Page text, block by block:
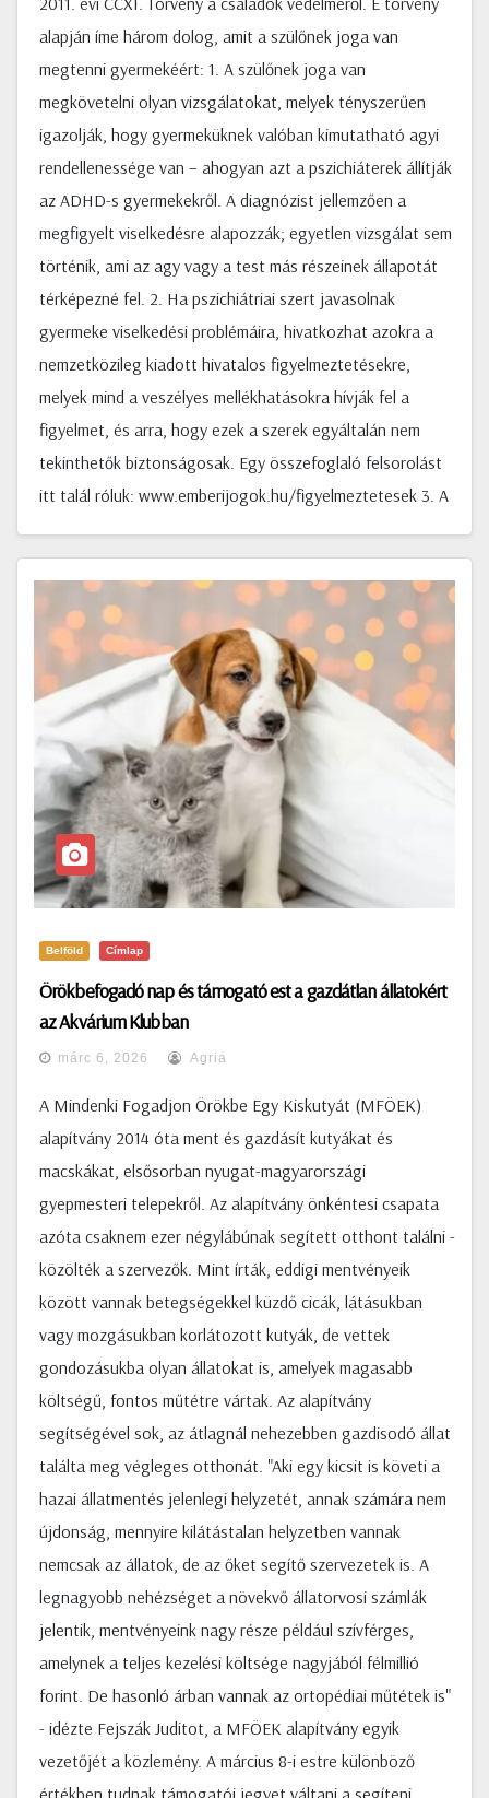
alapján íme három dolog, amit a szülőnek joga van
megtenni gyermekéért: 1. A szülőnek joga van
megkövetelni olyan vizsgálatokat, melyek tényszerűen
igazolják, hogy gyermeküknek valóban kimutatható agyi
rendellenessége van – ahogyan azt a pszichiáterek állítják
az ADHD-s gyermekekről. A diagnózist jellemzően a
megfigyelt viselkedésre alapozzák; egyetlen vizsgálat sem
történik, ami az agy vagy a test más részeinek állapotát
térképezné fel. 2. Ha pszichiátriai szert javasolnak
gyermeke viselkedési problémáira, hivatkozhat azokra a
nemzetközileg kiadott hivatalos figyelmeztetésekre,
melyek mind a veszélyes mellékhatásokra hívják fel a
figyelmet, és arra, hogy ezek a szerek egyáltalán nem
tekinthetők biztonságosak. Egy összefoglaló felsorolást
itt talál róluk: www.emberijogok.hu/figyelmeztetesek 3. A
Belföld Címlap
Örökbefogadó nap és támogató est a gazdátlan állatokért
az Akvárium Klubban
márc 6, 2026 Agria
A Mindenki Fogadjon Örökbe Egy Kiskutyát (MFÖEK)
alapítvány 2014 óta ment és gazdásít kutyákat és
macskákat, elsősorban nyugat-magyarországi
gyepmesteri telepekről. Az alapítvány önkéntesi csapata
azóta csaknem ezer négylábúnak segített otthont találni -
közölték a szervezők. Mint írták, eddigi mentvényeik
között vannak betegségekkel küzdő cicák, látásukban
vagy mozgásukban korlátozott kutyák, de vettek
gondozásukba olyan állatokat is, amelyek magasabb
költségű, fontos műtétre vártak. Az alapítvány
segítségével sok, az átlagnál nehezebben gazdisodó állat
találta meg végleges otthonát. "Aki egy kicsit is követi a
hazai állatmentés jelenlegi helyzetét, annak számára nem
újdonság, mennyire kilátástalan helyzetben vannak
nemcsak az állatok, de az őket segítő szervezetek is. A
legnagyobb nehézséget a növekvő állatorvosi számlák
jelentik, mentvényeink nagy része például szívférges,
amelynek a teljes kezelési költsége nagyjából félmillió
forint. De hasonló árban vannak az ortopédiai műtétek is"
- idézte Fejszák Juditot, a MFÖEK alapítvány egyik
vezetőjét a közlemény. A március 8-i estre különböző
értékben tudnak támogatói jegyet váltani a segíteni